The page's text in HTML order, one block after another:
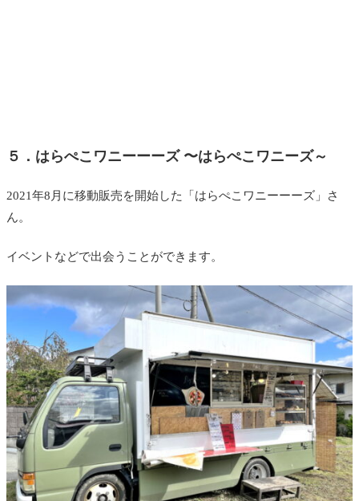
５．はらぺこワニーーーズ 〜はらぺこワニーズ～
2021年8月に移動販売を開始した「はらぺこワニーーーズ」さ
ん。
イベントなどで出会うことができます。